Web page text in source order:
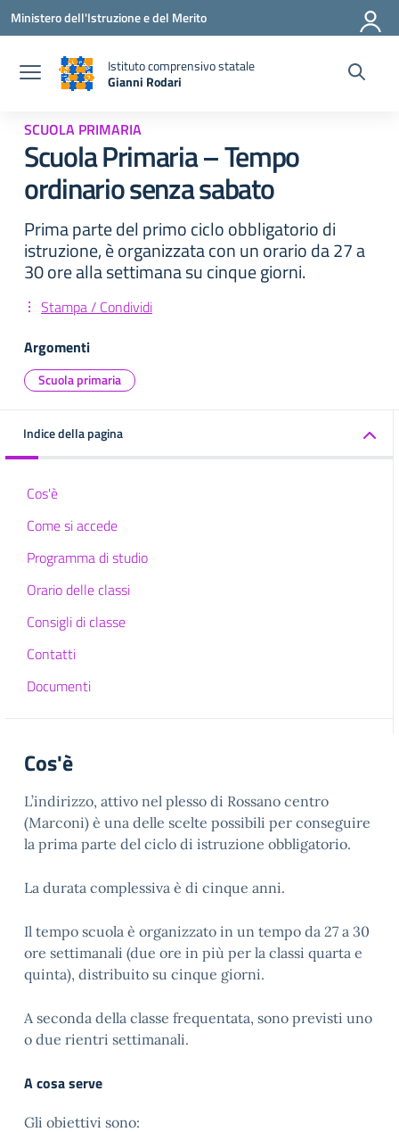
Vai ai contenuti
Vai al menu di navigazione
Vai al footer
Ministero dell'Istruzione e del Merito
Istituto comprensivo statale
Gianni Rodari
SCUOLA PRIMARIA
Scuola Primaria – Tempo
ordinario senza sabato
Prima parte del primo ciclo obbligatorio di
istruzione, è organizzata con un orario da 27 a
30 ore alla settimana su cinque giorni.
Stampa / Condividi
Argomenti
Scuola primaria
Indice della pagina
Cos'è
Come si accede
Programma di studio
Orario delle classi
Consigli di classe
Contatti
Documenti
Cos'è
L’indirizzo, attivo nel plesso di Rossano centro
(Marconi) è una delle scelte possibili per conseguire
la prima parte del ciclo di istruzione obbligatorio.
La durata complessiva è di cinque anni.
Il tempo scuola è organizzato in un tempo da 27 a 30
ore settimanali (due ore in più per la classi quarta e
quinta), distribuito su cinque giorni.
A seconda della classe frequentata, sono previsti uno
o due rientri settimanali.
A cosa serve
Gli obiettivi sono: